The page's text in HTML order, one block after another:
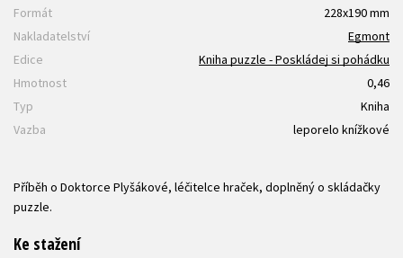
Formát
228x190 mm
Nakladatelství
Egmont
Edice
Kniha puzzle - Poskládej si pohádku
Hmotnost
0,46
Typ
Kniha
Vazba
leporelo knížkové
Příběh o Doktorce Plyšákové, léčitelce hraček, doplněný o skládačky
puzzle.
Ke stažení